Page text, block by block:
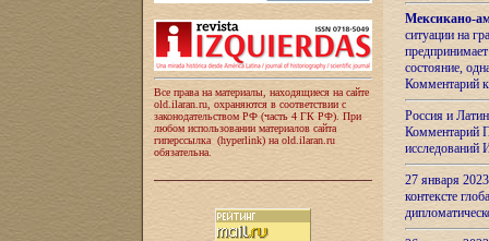
Все права на материалы, находящиеся на сайте
old.ilaran.ru, охраняются в соответствии с
законодательством РФ (часть 4 ГК РФ). При
любом использовании материалов сайта
гиперссылка (hyperlink) на old.ilaran.ru
обязательна.
Мексикано-
ситуации на
состояние,
Комментарий
Россия и
Комментарий
27 января
контексте